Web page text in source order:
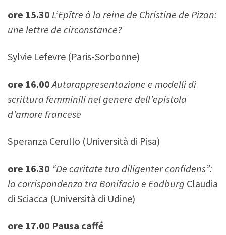
ore 15.30 L’Epître à la reine de Christine de Pizan:
une lettre de circonstance?
Sylvie Lefevre (Paris-Sorbonne)
ore 16.00Autorappresentazione e modelli di
scrittura femminili nel genere dell’epistola
d’amore francese
Speranza Cerullo (Università di Pisa)
ore 16.30 “De caritate tua diligenter confidens”:
la corrispondenza tra Bonifacio e Eadburg Claudia
di Sciacca (Università di Udine)
ore 17.00 Pausa caffé